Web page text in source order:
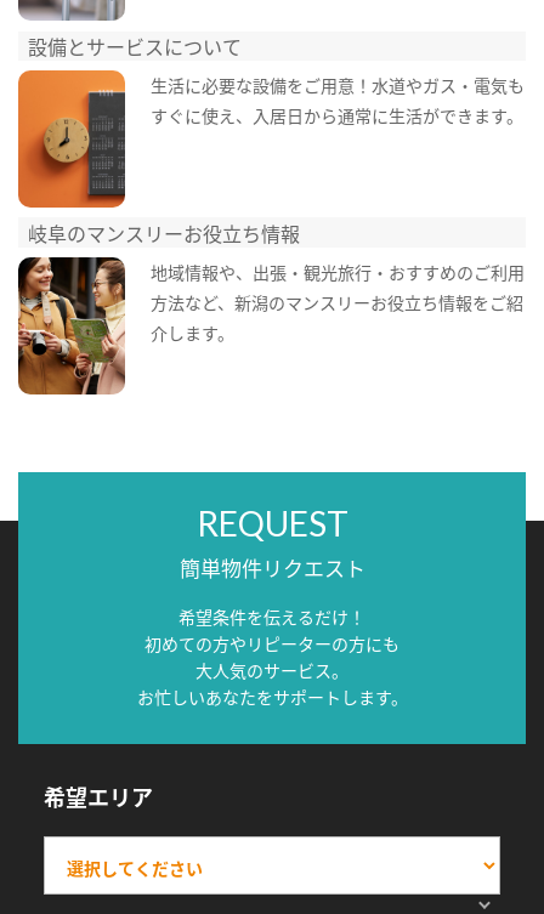
設備とサービスについて
生活に必要な設備をご用意！水道やガス・電気も
すぐに使え、入居日から通常に生活ができます。
岐阜のマンスリーお役立ち情報
地域情報や、出張・観光旅行・おすすめのご利用
方法など、新潟のマンスリーお役立ち情報をご紹
介します。
REQUEST
簡単物件リクエスト
希望条件を伝えるだけ！
初めての方やリピーターの方にも
大人気のサービス。
お忙しいあなたをサポートします。
希望エリア